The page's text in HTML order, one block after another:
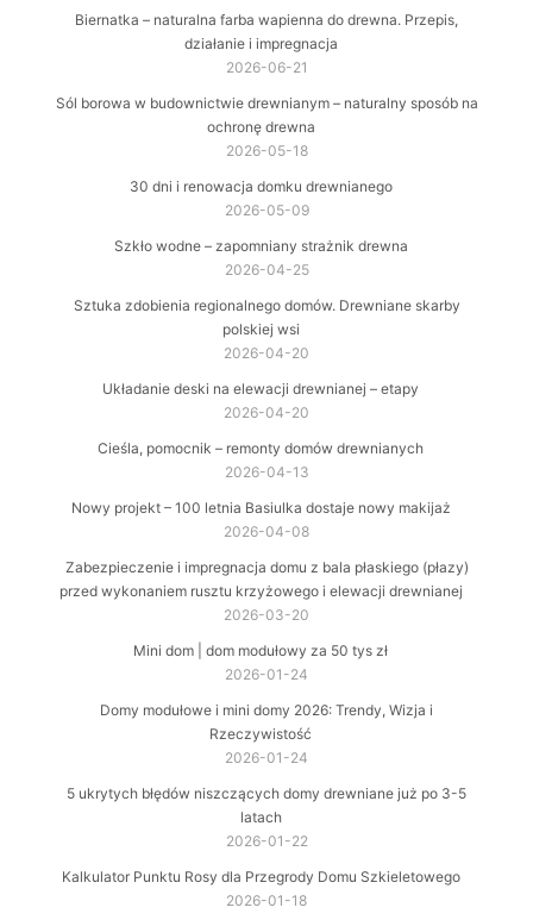
Biernatka – naturalna farba wapienna do drewna. Przepis,
działanie i impregnacja
2026-06-21
Sól borowa w budownictwie drewnianym – naturalny sposób na
ochronę drewna
2026-05-18
30 dni i renowacja domku drewnianego
2026-05-09
Szkło wodne – zapomniany strażnik drewna
2026-04-25
Sztuka zdobienia regionalnego domów. Drewniane skarby
polskiej wsi
2026-04-20
Układanie deski na elewacji drewnianej – etapy
2026-04-20
Cieśla, pomocnik – remonty domów drewnianych
2026-04-13
Nowy projekt – 100 letnia Basiulka dostaje nowy makijaż
2026-04-08
Zabezpieczenie i impregnacja domu z bala płaskiego (płazy)
przed wykonaniem rusztu krzyżowego i elewacji drewnianej
2026-03-20
Mini dom | dom modułowy za 50 tys zł
2026-01-24
Domy modułowe i mini domy 2026: Trendy, Wizja i
Rzeczywistość
2026-01-24
5 ukrytych błędów niszczących domy drewniane już po 3-5
latach
2026-01-22
Kalkulator Punktu Rosy dla Przegrody Domu Szkieletowego
2026-01-18